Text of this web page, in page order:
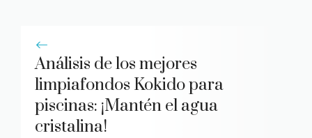
Análisis de los mejores
limpiafondos Kokido para
piscinas: ¡Mantén el agua
cristalina!